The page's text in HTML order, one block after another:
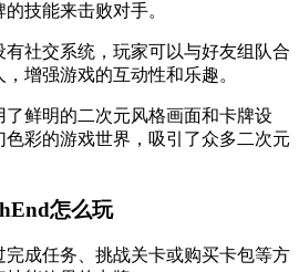
技能来击败对手。
有社交系统，玩家可以与好友组队合
增强游戏的互动性和乐趣。
了鲜明的二次元风格画面和卡牌设
彩的游戏世界，吸引了众多二次元
怎么玩
成任务、挑战关卡或购买卡包等方